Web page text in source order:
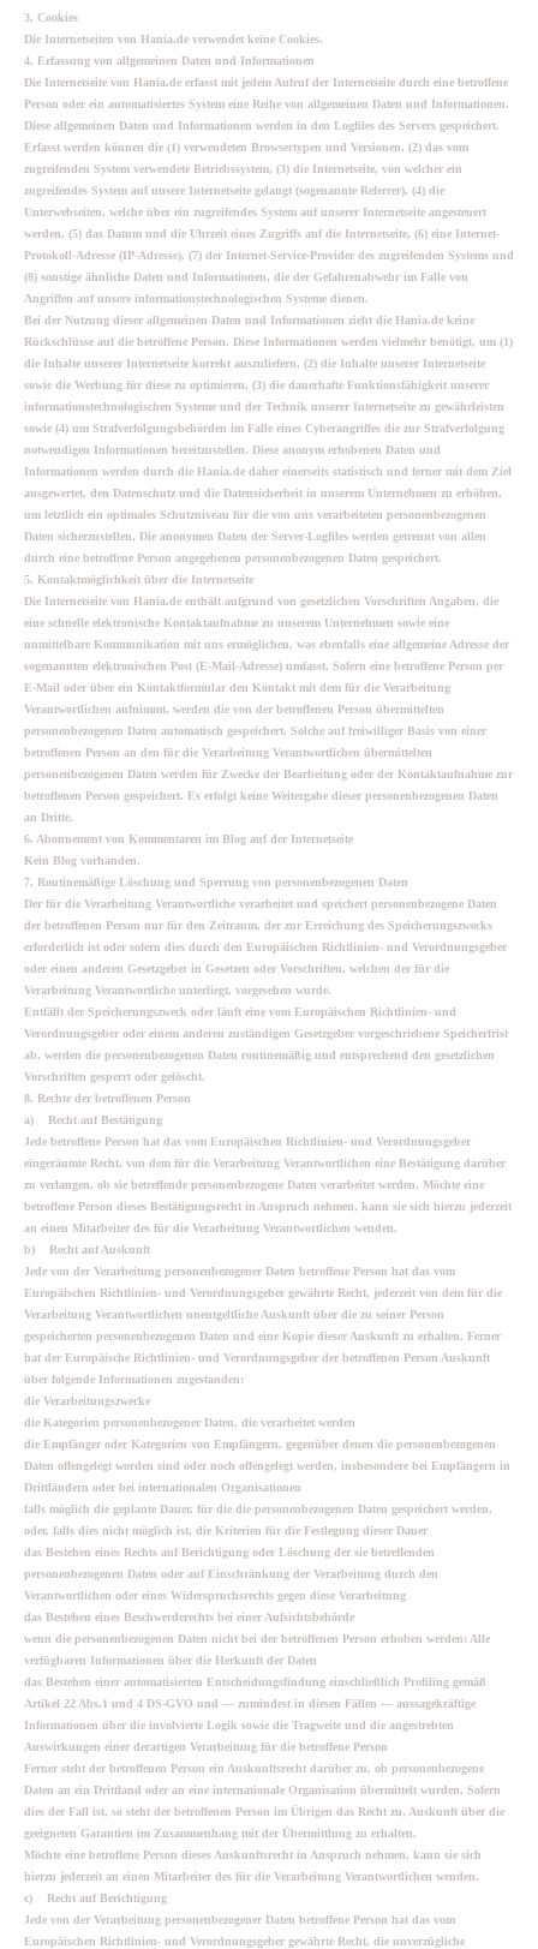
3. Cookies
Die Internetseiten von Hania.de verwendet keine Cookies.
4. Erfassung von allgemeinen Daten und Informationen
Die Internetseite von Hania.de erfasst mit jedem Aufruf der Internetseite durch eine betroffene
Person oder ein automatisiertes System eine Reihe von allgemeinen Daten und Informationen.
Diese allgemeinen Daten und Informationen werden in den Logfiles des Servers gespeichert.
Erfasst werden können die (1) verwendeten Browsertypen und Versionen, (2) das vom
zugreifenden System verwendete Betriebssystem, (3) die Internetseite, von welcher ein
zugreifendes System auf unsere Internetseite gelangt (sogenannte Referrer), (4) die
Unterwebseiten, welche über ein zugreifendes System auf unserer Internetseite angesteuert
werden, (5) das Datum und die Uhrzeit eines Zugriffs auf die Internetseite, (6) eine Internet-
Protokoll-Adresse (IP-Adresse), (7) der Internet-Service-Provider des zugreifenden Systems und
(8) sonstige ähnliche Daten und Informationen, die der Gefahrenabwehr im Falle von
Angriffen auf unsere informationstechnologischen Systeme dienen.
Bei der Nutzung dieser allgemeinen Daten und Informationen zieht die Hania.de keine
Rückschlüsse auf die betroffene Person. Diese Informationen werden vielmehr benötigt, um (1)
die Inhalte unserer Internetseite korrekt auszuliefern, (2) die Inhalte unserer Internetseite
sowie die Werbung für diese zu optimieren, (3) die dauerhafte Funktionsfähigkeit unserer
informationstechnologischen Systeme und der Technik unserer Internetseite zu gewährleisten
sowie (4) um Strafverfolgungsbehörden im Falle eines Cyberangriffes die zur Strafverfolgung
notwendigen Informationen bereitzustellen. Diese anonym erhobenen Daten und
Informationen werden durch die Hania.de daher einerseits statistisch und ferner mit dem Ziel
ausgewertet, den Datenschutz und die Datensicherheit in unserem Unternehmen zu erhöhen,
um letztlich ein optimales Schutzniveau für die von uns verarbeiteten personenbezogenen
Daten sicherzustellen. Die anonymen Daten der Server-Logfiles werden getrennt von allen
durch eine betroffene Person angegebenen personenbezogenen Daten gespeichert.
5. Kontaktmöglichkeit über die Internetseite
Die Internetseite von Hania.de enthält aufgrund von gesetzlichen Vorschriften Angaben, die
eine schnelle elektronische Kontaktaufnahme zu unserem Unternehmen sowie eine
unmittelbare Kommunikation mit uns ermöglichen, was ebenfalls eine allgemeine Adresse der
sogenannten elektronischen Post (E-Mail-Adresse) umfasst. Sofern eine betroffene Person per
E-Mail oder über ein Kontaktformular den Kontakt mit dem für die Verarbeitung
Verantwortlichen aufnimmt, werden die von der betroffenen Person übermittelten
personenbezogenen Daten automatisch gespeichert. Solche auf freiwilliger Basis von einer
betroffenen Person an den für die Verarbeitung Verantwortlichen übermittelten
personenbezogenen Daten werden für Zwecke der Bearbeitung oder der Kontaktaufnahme zur
betroffenen Person gespeichert. Es erfolgt keine Weitergabe dieser personenbezogenen Daten
an Dritte.
6. Abonnement von Kommentaren im Blog auf der Internetseite
Kein Blog vorhanden.
7. Routinemäßige Löschung und Sperrung von personenbezogenen Daten
Der für die Verarbeitung Verantwortliche verarbeitet und speichert personenbezogene Daten
der betroffenen Person nur für den Zeitraum, der zur Erreichung des Speicherungszwecks
erforderlich ist oder sofern dies durch den Europäischen Richtlinien- und Verordnungsgeber
oder einen anderen Gesetzgeber in Gesetzen oder Vorschriften, welchen der für die
Verarbeitung Verantwortliche unterliegt, vorgesehen wurde.
Entfällt der Speicherungszweck oder läuft eine vom Europäischen Richtlinien- und
Verordnungsgeber oder einem anderen zuständigen Gesetzgeber vorgeschriebene Speicherfrist
ab, werden die personenbezogenen Daten routinemäßig und entsprechend den gesetzlichen
Vorschriften gesperrt oder gelöscht.
8. Rechte der betroffenen Person
a) Recht auf Bestätigung
Jede betroffene Person hat das vom Europäischen Richtlinien- und Verordnungsgeber
eingeräumte Recht, von dem für die Verarbeitung Verantwortlichen eine Bestätigung darüber
zu verlangen, ob sie betreffende personenbezogene Daten verarbeitet werden. Möchte eine
betroffene Person dieses Bestätigungsrecht in Anspruch nehmen, kann sie sich hierzu jederzeit
an einen Mitarbeiter des für die Verarbeitung Verantwortlichen wenden.
b) Recht auf Auskunft
Jede von der Verarbeitung personenbezogener Daten betroffene Person hat das vom
Europäischen Richtlinien- und Verordnungsgeber gewährte Recht, jederzeit von dem für die
Verarbeitung Verantwortlichen unentgeltliche Auskunft über die zu seiner Person
gespeicherten personenbezogenen Daten und eine Kopie dieser Auskunft zu erhalten. Ferner
hat der Europäische Richtlinien- und Verordnungsgeber der betroffenen Person Auskunft
über folgende Informationen zugestanden:
die Verarbeitungszwecke
die Kategorien personenbezogener Daten, die verarbeitet werden
die Empfänger oder Kategorien von Empfängern, gegenüber denen die personenbezogenen
Daten offengelegt worden sind oder noch offengelegt werden, insbesondere bei Empfängern in
Drittländern oder bei internationalen Organisationen
falls möglich die geplante Dauer, für die die personenbezogenen Daten gespeichert werden,
oder, falls dies nicht möglich ist, die Kriterien für die Festlegung dieser Dauer
das Bestehen eines Rechts auf Berichtigung oder Löschung der sie betreffenden
personenbezogenen Daten oder auf Einschränkung der Verarbeitung durch den
Verantwortlichen oder eines Widerspruchsrechts gegen diese Verarbeitung
das Bestehen eines Beschwerderechts bei einer Aufsichtsbehörde
wenn die personenbezogenen Daten nicht bei der betroffenen Person erhoben werden: Alle
verfügbaren Informationen über die Herkunft der Daten
das Bestehen einer automatisierten Entscheidungsfindung einschließlich Profiling gemäß
Artikel 22 Abs.1 und 4 DS-GVO und — zumindest in diesen Fällen — aussagekräftige
Informationen über die involvierte Logik sowie die Tragweite und die angestrebten
Auswirkungen einer derartigen Verarbeitung für die betroffene Person
Ferner steht der betroffenen Person ein Auskunftsrecht darüber zu, ob personenbezogene
Daten an ein Drittland oder an eine internationale Organisation übermittelt wurden. Sofern
dies der Fall ist, so steht der betroffenen Person im Übrigen das Recht zu, Auskunft über die
geeigneten Garantien im Zusammenhang mit der Übermittlung zu erhalten.
Möchte eine betroffene Person dieses Auskunftsrecht in Anspruch nehmen, kann sie sich
hierzu jederzeit an einen Mitarbeiter des für die Verarbeitung Verantwortlichen wenden.
c) Recht auf Berichtigung
Jede von der Verarbeitung personenbezogener Daten betroffene Person hat das vom
Europäischen Richtlinien- und Verordnungsgeber gewährte Recht, die unverzügliche